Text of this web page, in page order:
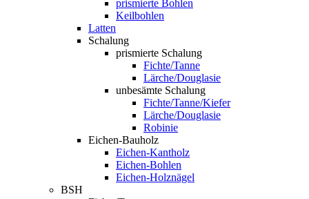
prismierte Bohlen
Keilbohlen
Latten
Schalung
prismierte Schalung
Fichte/Tanne
Lärche/Douglasie
unbesämte Schalung
Fichte/Tanne/Kiefer
Lärche/Douglasie
Robinie
Eichen-Bauholz
Eichen-Kantholz
Eichen-Bohlen
Eichen-Holznägel
BSH